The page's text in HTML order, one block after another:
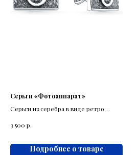
Серьги «Фотоаппарат»
Серьги из серебра в виде ретро
3 500 р.
Подробнее о товаре